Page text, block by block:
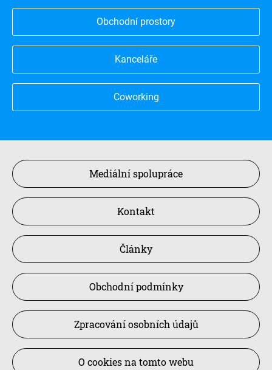
Obchodní prostory
Kanceláře
Coworking
Mediální spolupráce
Kontakt
Články
Obchodní podmínky
Zpracování osobních údajů
O cookies na tomto webu